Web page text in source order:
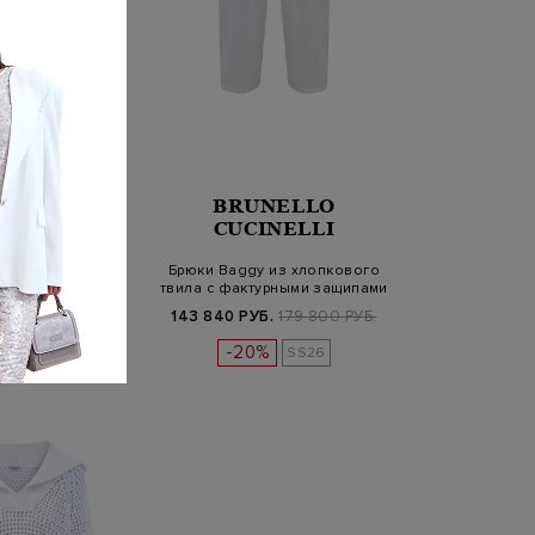
с ювелирной
на каблуках
199 800 РУБ.
SS26
BRUNELLO
CUCINELLI
Брюки Baggy из хлопкового
твила с фактурными защипами
143 840 РУБ. 179 800 РУБ.
-20% SS26